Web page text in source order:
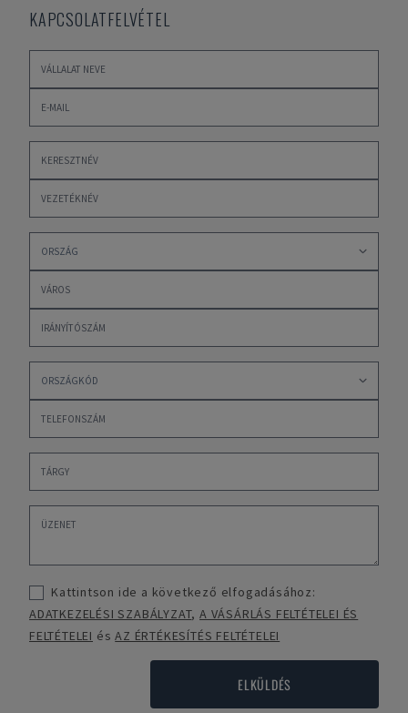
KAPCSOLATFELVÉTEL
Kattintson ide a következő elfogadásához:
ADATKEZELÉSI SZABÁLYZAT,A VÁSÁRLÁS FELTÉTELEI ÉS
FELTÉTELEI ésAZ ÉRTÉKESÍTÉS FELTÉTELEI
ELKÜLDÉS